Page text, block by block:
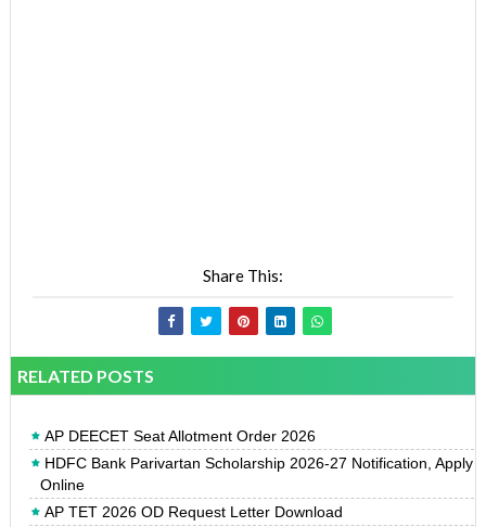
Share This:
RELATED POSTS
AP DEECET Seat Allotment Order 2026
HDFC Bank Parivartan Scholarship 2026-27 Notification, Apply
Online
AP TET 2026 OD Request Letter Download